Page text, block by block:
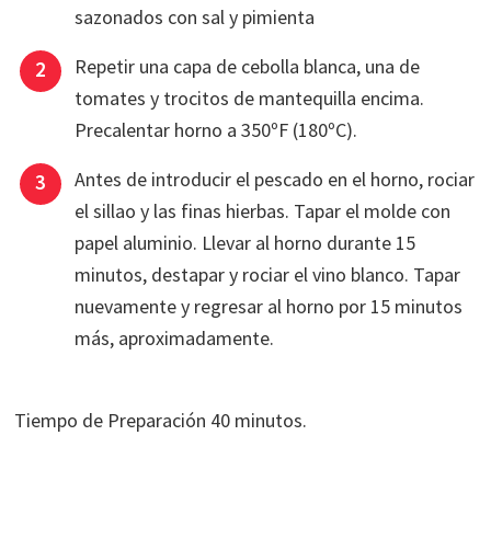
sazonados con sal y pimienta
Repetir una capa de cebolla blanca, una de
tomates y trocitos de mantequilla encima.
Precalentar horno a 350ºF (180ºC).
Antes de introducir el pescado en el horno, rociar
el sillao y las finas hierbas. Tapar el molde con
papel aluminio. Llevar al horno durante 15
minutos, destapar y rociar el vino blanco. Tapar
nuevamente y regresar al horno por 15 minutos
más, aproximadamente.
Tiempo de Preparación 40 minutos.